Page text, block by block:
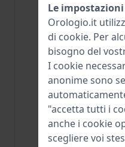
Jaguar
Le
Orologio.it
di cookie. Per
bisogno del
I cookie
anonime sono
"accetta tutti i
anche i cookie
scegliere voi